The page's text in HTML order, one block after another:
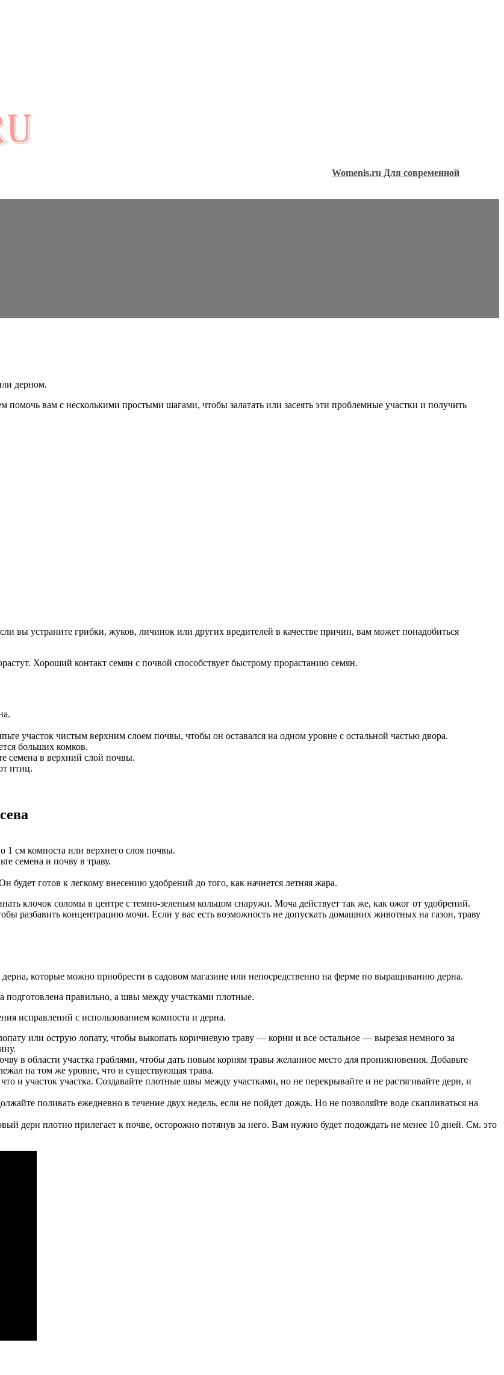
Womenis.ru Для современной
дерном.
вам с несколькими простыми шагами, чтобы залатать или засеять эти проблемные участки и получить
вы устраните грибки, жуков, личинок или других вредителей в качестве причин, вам может понадобиться
Хороший контакт семян с почвой способствует быстрому прорастанию семян.
участок чистым верхним слоем почвы, чтобы он оставался на одном уровне с остальной частью двора.
больших комков.
семена в верхний слой почвы.
птиц.
1 см компоста или верхнего слоя почвы.
семена и почву в траву.
будет готов к легкому внесению удобрений до того, как начнется летняя жара.
клочок соломы в центре с темно-зеленым кольцом снаружи. Моча действует так же, как ожог от удобрений.
разбавить концентрацию мочи. Если у вас есть возможность не допускать домашних животных на газон, траву
которые можно приобрести в садовом магазине или непосредственно на ферме по выращиванию дерна.
подготовлена правильно, а швы между участками плотные.
исправлений с использованием компоста и дерна.
или острую лопату, чтобы выкопать коричневую траву — корни и все остальное — вырезая немного за
в области участка граблями, чтобы дать новым корням травы желанное место для проникновения. Добавьте
на том же уровне, что и существующая трава.
и участок участка. Создавайте плотные швы между участками, но не перекрывайте и не растягивайте дерн, и
поливать ежедневно в течение двух недель, если не пойдет дождь. Но не позволяйте воде скапливаться на
дерн плотно прилегает к почве, осторожно потянув за него. Вам нужно будет подождать не менее 10 дней. См. это